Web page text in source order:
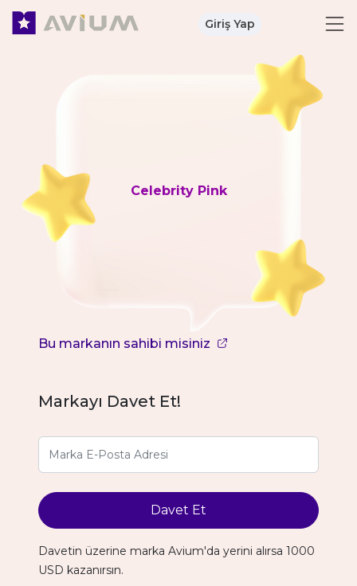
Giriş Yap
Celebrity Pink
Bu markanın sahibi misiniz
Markayı Davet Et!
Davet Et
Davetin üzerine marka Avium'da yerini alırsa 1000
USD kazanırsın.